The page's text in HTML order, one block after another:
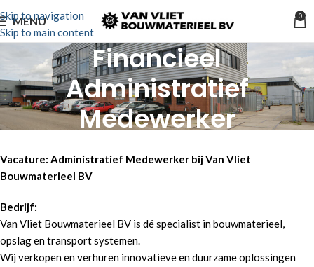
Skip to navigation
Skip to main content
MENU 0
Financieel
Administratief
Medewerker
Vacature: Administratief Medewerker bij Van Vliet
Bouwmaterieel BV
Bedrijf:
Van Vliet Bouwmaterieel BV is dé specialist in bouwmaterieel,
opslag en transport systemen.
Wij verkopen en verhuren innovatieve en duurzame oplossingen